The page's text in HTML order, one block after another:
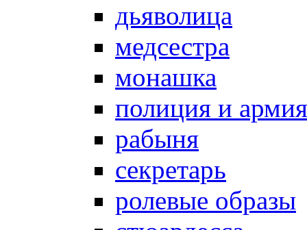
дьяволица
медсестра
монашка
полиция и армия
рабыня
секретарь
ролевые образы